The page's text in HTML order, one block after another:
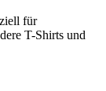
für
T-Shirts und